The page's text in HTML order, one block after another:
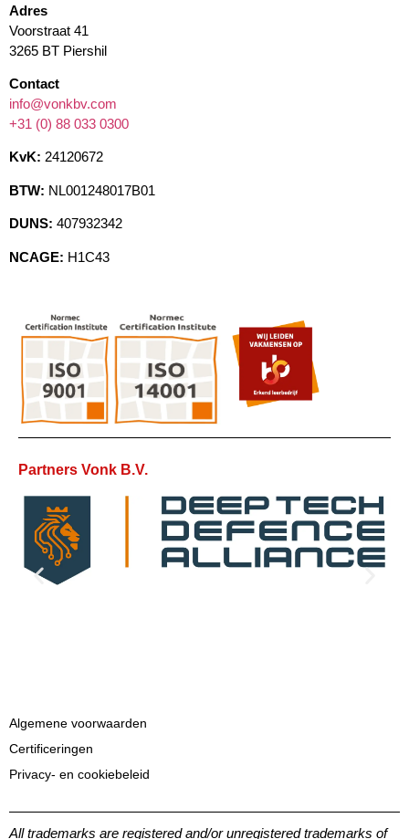
Adres
Voorstraat 41
3265 BT Piershil
Contact
info@vonkbv.com
+31 (0) 88 033 0300
KvK: 24120672
BTW: NL001248017B01
DUNS: 407932342
NCAGE: H1C43
Partners Vonk B.V.
Algemene voorwaarden
Certificeringen
Privacy- en cookiebeleid
All trademarks are registered and/or unregistered trademarks of